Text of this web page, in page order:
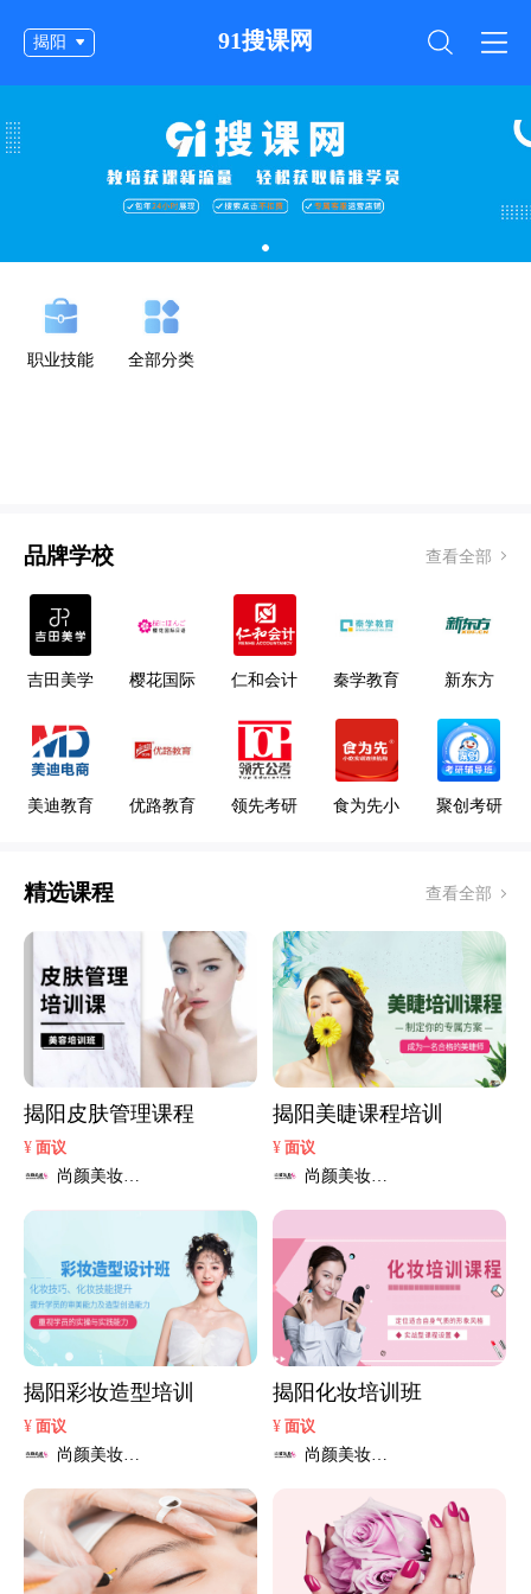
揭阳 91搜课网
职业技能 全部分类
品牌学校 查看全部
吉田美学
艺术学校
樱花国际
仁和会计
秦学教育 新东方
美迪教育 优路教育 领先考研
食为先小
聚创考研
精选课程 查看全部
揭阳皮肤管理课程
¥ 面议
尚颜美妆培
揭阳美睫课程培训
¥ 面议
尚颜美妆培
揭阳彩妆造型培训
¥ 面议
尚颜美妆培
揭阳化妆培训班
¥ 面议
尚颜美妆培